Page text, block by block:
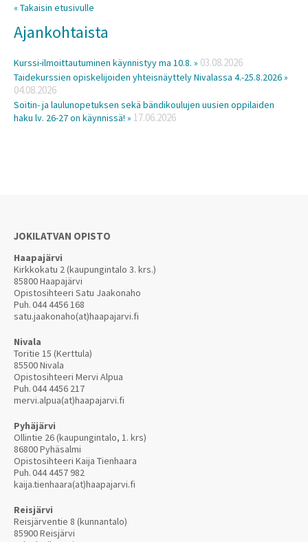
« Takaisin etusivulle
Ajankohtaista
Kurssi-ilmoittautuminen käynnistyy ma 10.8. » 03.08.2026
Taidekurssien opiskelijoiden yhteisnäyttely Nivalassa 4.-25.8.2026 »
04.08.2026
Soitin- ja laulunopetuksen sekä bändikoulujen uusien oppilaiden
haku lv. 26-27 on käynnissä! » 17.06.2026
JOKILATVAN OPISTO
Haapajärvi
Kirkkokatu 2 (kaupungintalo 3. krs.)
85800 Haapajärvi
Opistosihteeri Satu Jaakonaho
Puh.044 4456 168
satu.jaakonaho(at)haapajarvi.fi
Nivala
Toritie 15 (Kerttula)
85500 Nivala
Opistosihteeri Mervi Alpua
Puh.044 4456 217
mervi.alpua(at)haapajarvi.fi
Pyhäjärvi
Ollintie 26 (kaupungintalo, 1. krs)
86800 Pyhäsalmi
Opistosihteeri Kaija Tienhaara
Puh.044 4457 982
kaija.tienhaara(at)haapajarvi.fi
Reisjärvi
Reisjärventie 8 (kunnantalo)
85900 Reisjärvi